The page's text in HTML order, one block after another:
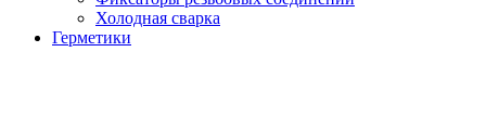
Холодная сварка
Герметики